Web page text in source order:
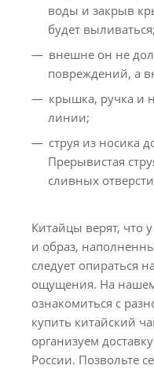
воды и закрыв
будет выливаться;
внешне он не
повреждений, а
крышка, ручка и
линии;
струя из носика
Прерывистая
сливных
Китайцы верят, что
и образ,
следует опираться
ощущения. На
ознакомиться с
купить китайский
организуем
России. Позвольте